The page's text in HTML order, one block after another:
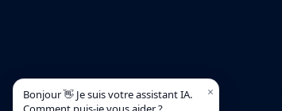
NOTRE ADRESSE